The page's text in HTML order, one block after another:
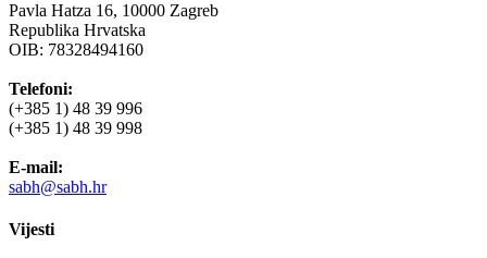
Pavla Hatza 16, 10000 Zagreb
Republika Hrvatska
OIB: 78328494160
Telefoni:
(+385 1) 48 39 996
(+385 1) 48 39 998
E-mail:
sabh@sabh.hr
Vijesti